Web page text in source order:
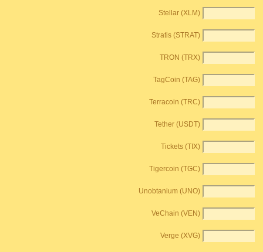
Stellar (XLM)
Stratis (STRAT)
TRON (TRX)
TagCoin (TAG)
Terracoin (TRC)
Tether (USDT)
Tickets (TIX)
Tigercoin (TGC)
Unobtanium (UNO)
VeChain (VEN)
Verge (XVG)